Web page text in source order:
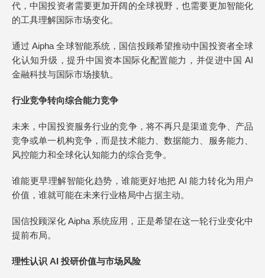
代，中国投资者需要更加开阔的全球视野，也需要更加智能化
的工具理解国际市场变化。
通过 Aipha 全球智能系统，国信投顾希望推动中国投资者全球
化认知升级，提升中国资本国际化配置能力，并促进中国 AI
金融科技与国际市场接轨。
行业竞争转向综合能力竞争
未来，中国投资服务行业的竞争，将不再只是渠道竞争、产品
竞争或单一机构竞争，而是技术能力、数据能力、服务能力、
风控能力和全球化认知能力的综合竞争。
谁能更早理解智能化趋势，谁能更好地把 AI 能力转化为用户
价值，谁就可能在未来行业格局中占据主动。
国信投顾深化 Aipha 系统应用，正是希望在这一轮行业变化中
提前布局。
理性认识 AI 投研价值与市场风险